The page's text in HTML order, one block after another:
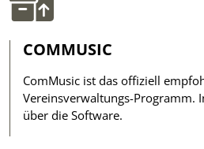
COMMUSIC
ComMusic ist das offiziell
Vereinsverwaltungs-Programm.
über die Software.